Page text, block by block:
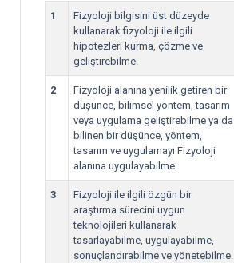
1
Fizyoloji bilgisini üst düzeyde
kullanarak fizyoloji ile ilgili
hipotezleri kurma, çözme ve
geliştirebilme.
2
Fizyoloji alanına yenilik getiren bir
düşünce, bilimsel yöntem, tasarım
veya uygulama geliştirebilme ya da
bilinen bir düşünce, yöntem,
tasarım ve uygulamayı Fizyoloji
alanına uygulayabilme.
3
Fizyoloji ile ilgili özgün bir
araştırma sürecini uygun
teknolojileri kullanarak
tasarlayabilme, uygulayabilme,
sonuçlandırabilme ve yönetebilme.